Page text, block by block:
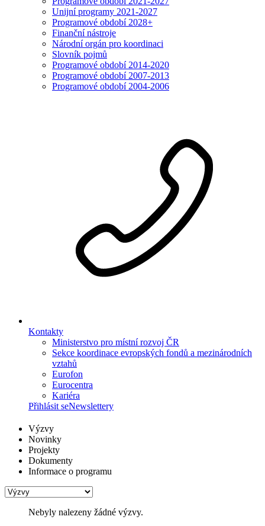
Unijní programy 2021-2027
Programové období 2028+
Finanční nástroje
Národní orgán pro koordinaci
Slovník pojmů
Programové období 2014-2020
Programové období 2007-2013
Programové období 2004-2006
Kontakty
Ministerstvo pro místní rozvoj ČR
Sekce koordinace evropských fondů a mezinárodních
vztahů
Eurofon
Eurocentra
Kariéra
Přihlásit seNewslettery
Výzvy
Novinky
Projekty
Dokumenty
Informace o programu
Nebyly nalezeny žádné výzvy.